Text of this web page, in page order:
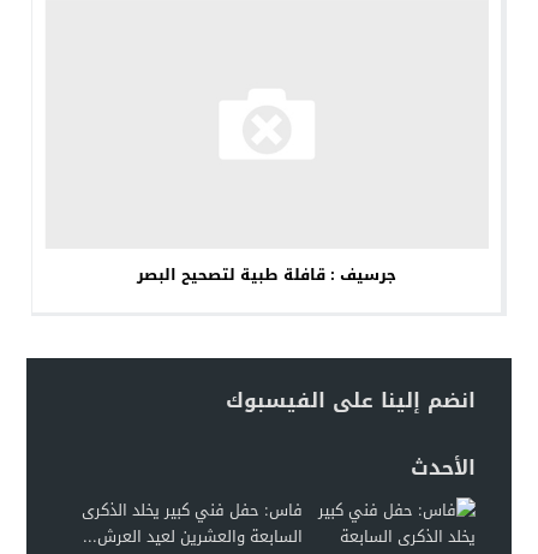
جرسيف : قافلة طبية لتصحيح البصر
انضم إلينا على الفيسبوك
الأحدث
فاس: حفل فني كبير يخلد الذكرى
السابعة والعشرين لعيد العرش...